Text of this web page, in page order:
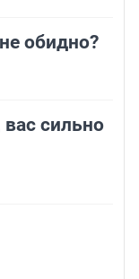
обидно?
сильно